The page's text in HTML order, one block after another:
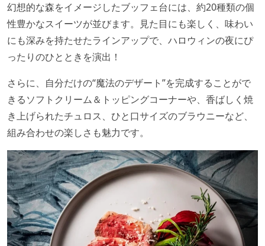
幻想的な森をイメージしたブッフェ台には、約20種類の個
性豊かなスイーツが並びます。見た目にも楽しく、味わい
にも深みを持たせたラインアップで、ハロウィンの夜にぴ
ったりのひとときを演出！
さらに、自分だけの“魔法のデザート”を完成することがで
きるソフトクリーム＆トッピングコーナーや、香ばしく焼
き上げられたチュロス、ひと口サイズのブラウニーなど、
組み合わせの楽しさも魅力です。